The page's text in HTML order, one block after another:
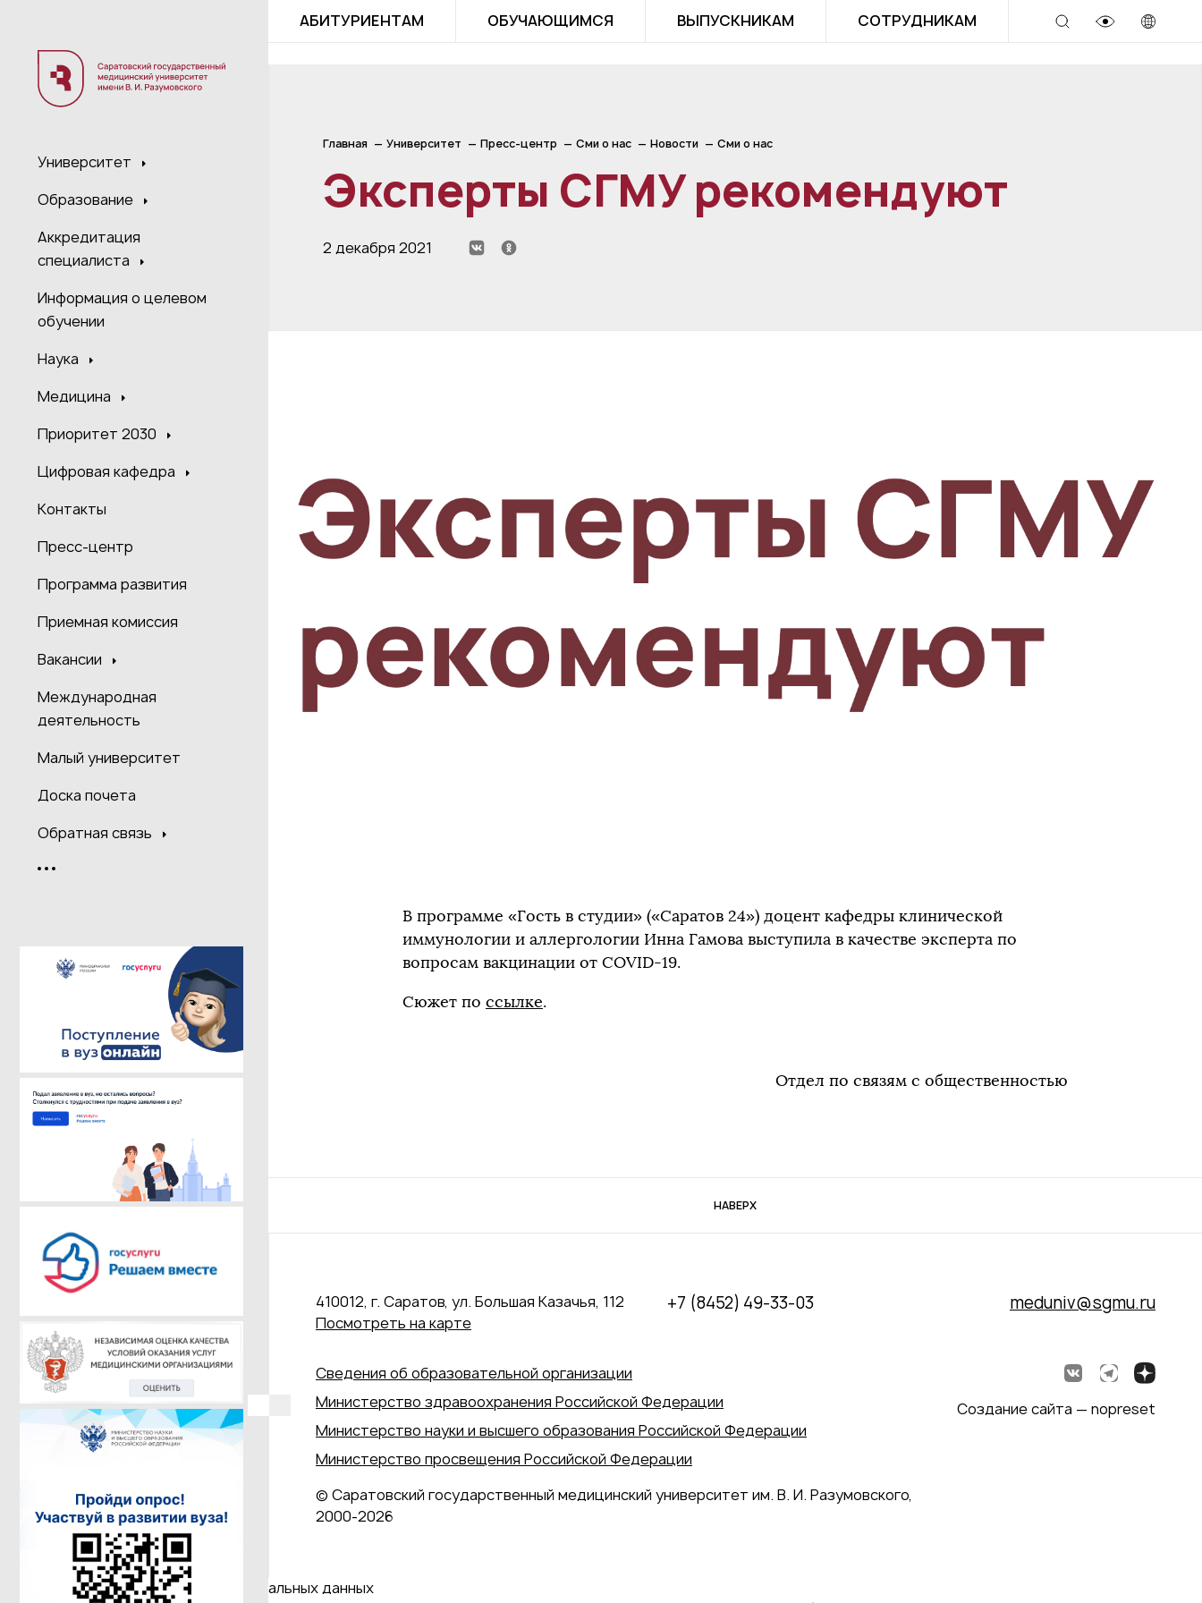
Университет
Образование
Аккредитация
специалиста
Информация о целевом
обучении
Наука
Медицина
Приоритет 2030
Цифровая кафедра
Контакты
Пресс-центр
Программа развития
Приемная комиссия
Вакансии
Международная
деятельность
Малый университет
Доска почета
Обратная связь
АБИТУРИЕНТАМ ОБУЧАЮЩИМСЯ ВЫПУСКНИКАМ СОТРУДНИКАМ
Главная Университет Пресс-центр Сми о нас Новости Сми о нас
Эксперты СГМУ рекомендуют
2 декабря 2021
В программе «Гость в студии» («Саратов 24») доцент кафедры клинической
иммунологии и аллергологии Инна Гамова выступила в качестве эксперта по
вопросам вакцинации от COVID-19.
Сюжет по ссылке.
Отдел по связям с общественностью
НАВЕРХ
410012, г. Саратов, ул. Большая Казачья, 112
Посмотреть на карте
+7 (8452) 49-33-03 meduniv@sgmu.ru
Сведения об образовательной организации
Министерство здравоохранения Российской Федерации
Министерство науки и высшего образования Российской Федерации
Министерство просвещения Российской Федерации
© Саратовский государственный медицинский университет им. В. И. Разумовского,
2000‑2026
Создание сайта — nopreset
Даю согласие на обработку персональных данных